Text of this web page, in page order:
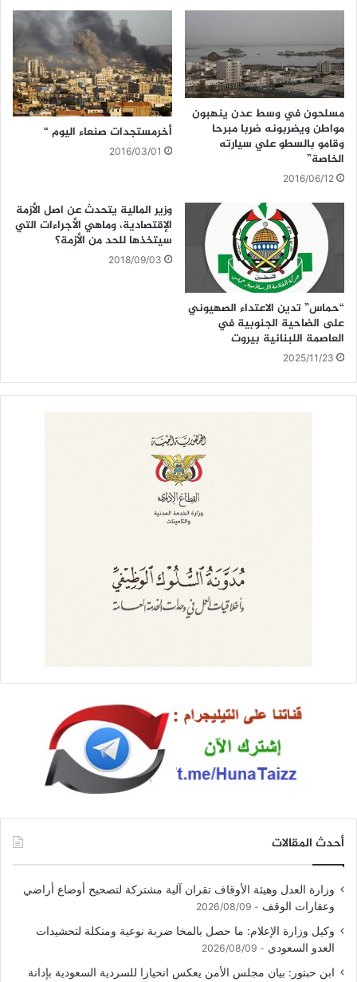
مسلحون في وسط عدن ينهبون
مواطن ويضربونه ضربا مبرحا
وقامو بالسطو علي سيارته
الخاصة”
2016/06/12
أخرمستجدات صنعاء اليوم “
2016/03/01
“حماس” تدين الاعتداء الصهيوني
على الضاحية الجنوبية في
العاصمة اللبنانية بيروت
2025/11/23
وزير المالية يتحدث عن اصل الأزمة
الإقتصادية، وماهي الأجراءات التي
سيتخذها للحد من الأزمة؟
2018/09/03
أحدث المقالات
وزارة العدل وهيئة الأوقاف تقران آلية مشتركة لتصحيح أوضاع أراضي
وعقارات الوقف
2026/08/09
وكيل وزارة الإعلام: ما حصل بالمخا ضربة نوعية ومنكلة لتحشيدات
العدو السعودي
2026/08/09
ابن حبتور: بيان مجلس الأمن يعكس انحيازا للسردية السعودية بإدانة